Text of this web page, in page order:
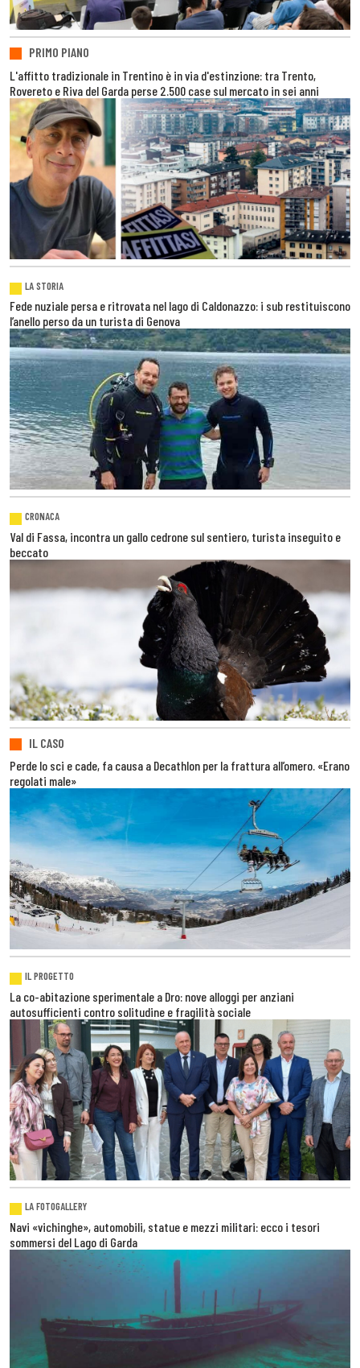
PRIMO PIANO
L'affitto tradizionale in Trentino è in via d'estinzione: tra Trento,
Rovereto e Riva del Garda perse 2.500 case sul mercato in sei anni
LA STORIA
Fede nuziale persa e ritrovata nel lago di Caldonazzo: i sub restituiscono
l’anello perso da un turista di Genova
CRONACA
Val di Fassa, incontra un gallo cedrone sul sentiero, turista inseguito e
beccato
IL CASO
Perde lo sci e cade, fa causa a Decathlon per la frattura all’omero. «Erano
regolati male»
IL PROGETTO
La co-abitazione sperimentale a Dro: nove alloggi per anziani
autosufficienti contro solitudine e fragilità sociale
LA FOTOGALLERY
Navi «vichinghe», automobili, statue e mezzi militari: ecco i tesori
sommersi del Lago di Garda